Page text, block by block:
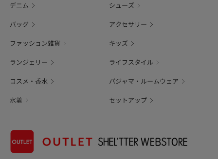
デニム シューズ
バッグ アクセサリー
ファッション雑貨 キッズ
ランジェリー ライフスタイル
コスメ・香水 パジャマ・ルームウェア
水着 セットアップ